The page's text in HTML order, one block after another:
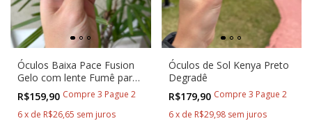
Óculos Baixa Pace Fusion
Gelo com lente Fumê para
Corredores
R$159,90 Compre 3 Pague 2
6x de R$26,65 sem juros
Óculos de Sol Kenya Preto
Degradê
R$179,90 Compre 3 Pague 2
6 x de R$29,98 sem juros